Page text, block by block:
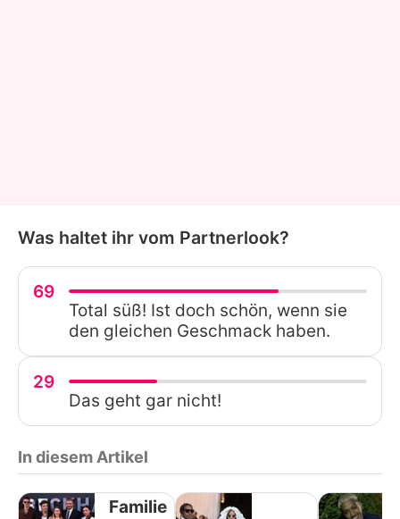
Was haltet ihr vom Partnerlook?
69
Total süß! Ist doch schön, wenn sie
den gleichen Geschmack haben.
29
Das geht gar nicht!
In diesem Artikel
Familie